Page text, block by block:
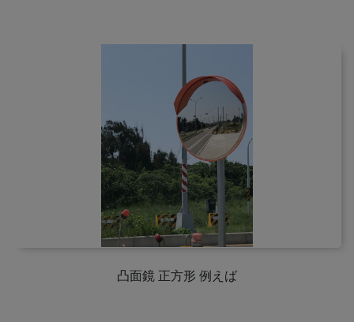
凸面鏡 正方形 例えば